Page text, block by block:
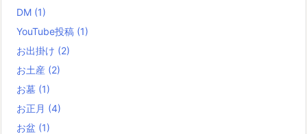
DM (1)
YouTube投稿 (1)
お出掛け (2)
お土産 (2)
お墓 (1)
お正月 (4)
お盆 (1)